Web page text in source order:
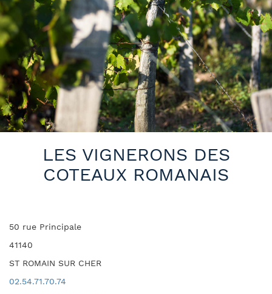
LES VIGNERONS DES
COTEAUX ROMANAIS
50 rue Principale
41140
ST ROMAIN SUR CHER
02.54.71.70.74